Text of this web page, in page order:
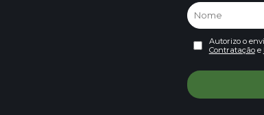
Autorizo o
Contrataçãoe